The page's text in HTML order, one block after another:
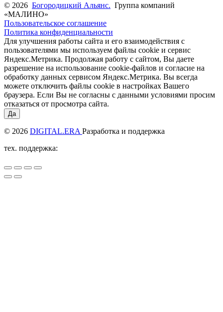
© 2026 Богородицкий Альянс. Группа компаний
«МАЛИНО»
Пользовательское соглашение
Политика конфиденциальности
Для улучшения работы сайта и его взаимодействия с
пользователями мы используем файлы cookie и сервис
Яндекс.Метрика. Продолжая работу с сайтом, Вы даете
разрешение на использование cookie-файлов и согласие на
обработку данных сервисом Яндекс.Метрика. Вы всегда
можете отключить файлы cookie в настройках Вашего
браузера. Если Вы не согласны с данными условиями просим
отказаться от просмотра сайта.
Да
© 2026 DIGITAL.ERA Разработка и поддержка
тех. поддержка: